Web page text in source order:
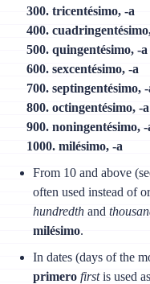
300. tricentésimo, -а
400.
500. quingentésimo, -а
600. sexcentésimo, -а
700. septingentésimo, -
800. octingentésimo, -а
900. noningentésimo, -
1000. milésimo, -а
From 10 and above
often used instead of
hundredth and
milésimo.
In dates (days of the
primero firstis used